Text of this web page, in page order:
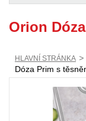
Orion
HLAVNÍ STRÁNKA >
Dóza Prim s